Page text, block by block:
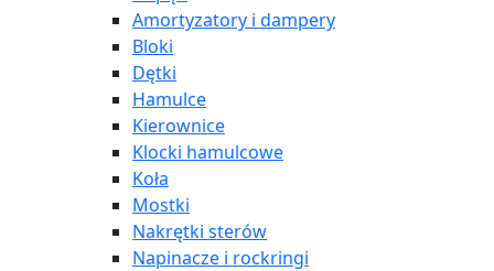
Amortyzatory i dampery
Bloki
Dętki
Hamulce
Kierownice
Klocki hamulcowe
Koła
Mostki
Nakrętki sterów
Napinacze i rockringi